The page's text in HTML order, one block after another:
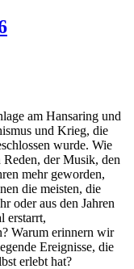
am Hansaring und
und Krieg, die
wurde. Wie
Reden, der Musik, den
mehr geworden,
die meisten, die
oder aus den Jahren
erstarrt,
Warum erinnern wir
Ereignisse, die
erlebt hat?